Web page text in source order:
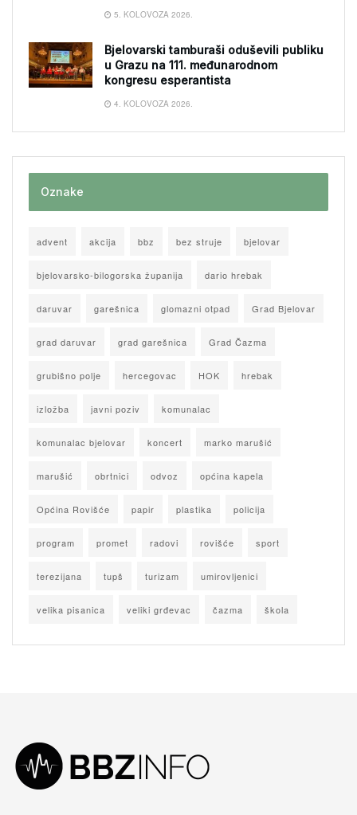
5. KOLOVOZA 2026.
Bjelovarski tamburaši oduševili publiku
u Grazu na 111. međunarodnom
kongresu esperantista
4. KOLOVOZA 2026.
Oznake
advent akcija bbz bez struje bjelovar
bjelovarsko-bilogorska županija dario hrebak
daruvar garešnica glomazni otpad Grad Bjelovar
grad daruvar grad garešnica Grad Čazma
grubišno polje hercegovac HOK hrebak
izložba javni poziv komunalac
komunalac bjelovar koncert marko marušić
marušić obrtnici odvoz općina kapela
Općina Rovišće papir plastika policija
program promet radovi rovišće sport
terezijana tupš turizam umirovljenici
velika pisanica veliki grđevac čazma škola